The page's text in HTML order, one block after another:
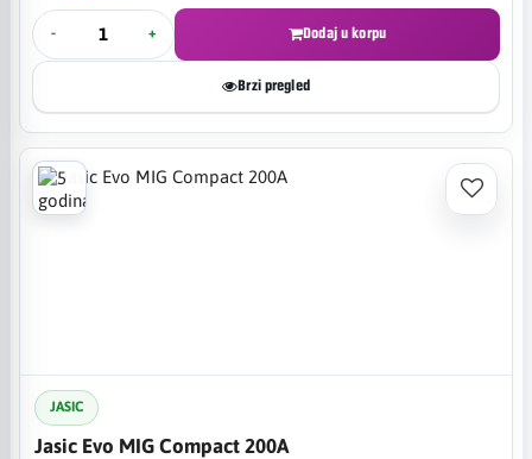
- + Dodaj u korpu
Brzi pregled
JASIC
Jasic Evo MIG Compact 200A